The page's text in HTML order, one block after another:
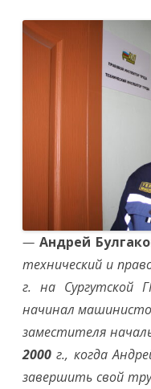
— Андрей
технический и
г. на Сургутской
начинал
заместителя
2000 г., когда
завершить свой